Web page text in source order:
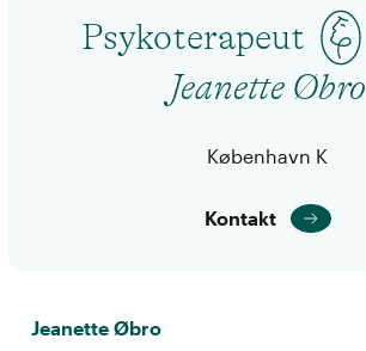
Psykoterapeut
Jeanette Øbro
København K
Kontakt
Jeanette Øbro